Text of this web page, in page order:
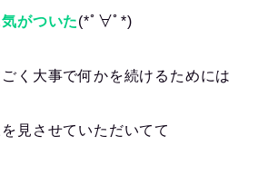
がついた(*ﾟ∀ﾟ*)
く大事で何かを続けるためには
見させていただいてて